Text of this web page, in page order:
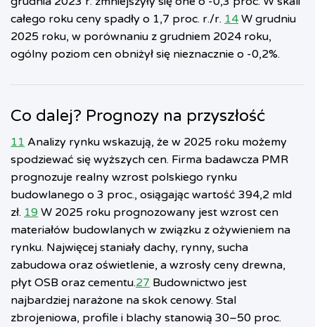
całego roku ceny spadły o 1,7 proc. r./r. 14 W grudniu
2025 roku, w porównaniu z grudniem 2024 roku,
ogólny poziom cen obniżył się nieznacznie o -0,2%.
Co dalej? Prognozy na przyszłość
11 Analizy rynku wskazują, że w 2025 roku możemy
spodziewać się wyższych cen. Firma badawcza PMR
prognozuje realny wzrost polskiego rynku
budowlanego o 3 proc., osiągając wartość 394,2 mld
zł. 19 W 2025 roku prognozowany jest wzrost cen
materiałów budowlanych w związku z ożywieniem na
rynku. Najwięcej staniały dachy, rynny, sucha
zabudowa oraz oświetlenie, a wzrosły ceny drewna,
płyt OSB oraz cementu.27 Budownictwo jest
najbardziej narażone na skok cenowy. Stal
zbrojeniowa, profile i blachy stanowią 30–50 proc.